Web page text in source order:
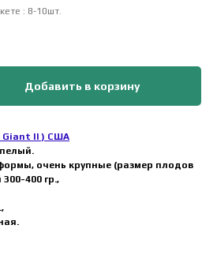
: 8-10шт.
Добавить в корзину
Giant II ) США
очень крупные (размер плодов
300-400 гр.,